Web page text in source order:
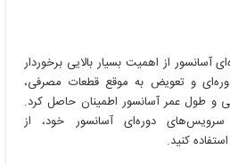
از اهمیت بسیار بالایی برخوردار
و تعویض به موقع قطعات مصرفی،
و طول عمر آسانسور اطمینان حاصل کرد.
دوره‌ای آسانسور خود، از
کنید.